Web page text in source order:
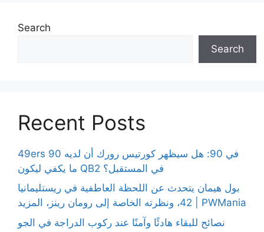
Search
Search
Recent Posts
49ers 90 في 90: هل سيظهر كورتيس رورك أن لديه
ما يكفي ليكون QB2 في المستقبل؟
بول هيمان يتحدث عن اللحظة العاطفية في ريستليمانيا
42، ونظرته الخاصة إلى رومان رينز، المزيد | PWMania
نصائح للبقاء هادئًا وآمنًا عند ركوب الدراجة في الجو